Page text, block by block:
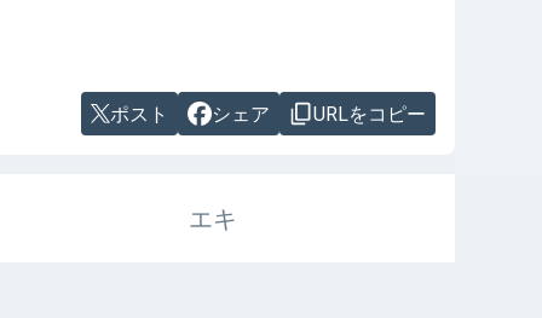
ポスト シェア URLをコピー
エキ